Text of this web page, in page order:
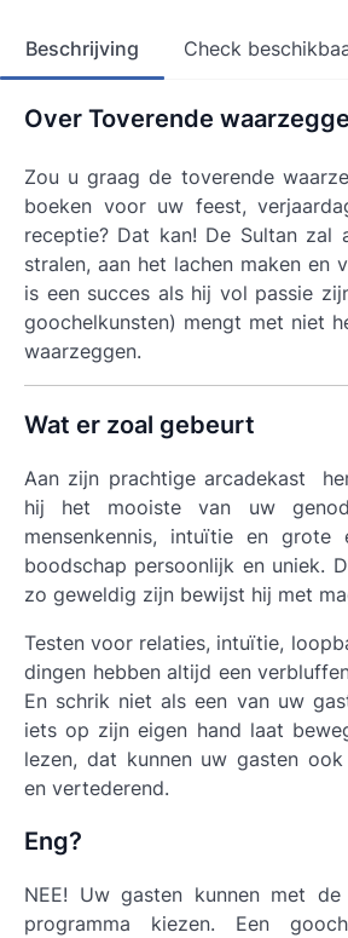
Beschrijving Check
Over Toverende
Zou u graag de toverende
boeken voor uw feest,
receptie? Dat kan! De Sultan zal
stralen, aan het lachen maken en
is een succes als hij vol passie
goochelkunsten) mengt met niet
waarzeggen.
Wat er zoal gebeurt
Aan zijn prachtige arcadekast
hij het mooiste van uw
mensenkennis, intuïtie en grote
boodschap persoonlijk en uniek.
zo geweldig zijn bewijst hij met
Testen voor relaties, intuïtie,
dingen hebben altijd een
En schrik niet als een van uw
iets op zijn eigen hand laat
lezen, dat kunnen uw gasten
en vertederend.
Eng?
NEE! Uw gasten kunnen met
programma kiezen. Een